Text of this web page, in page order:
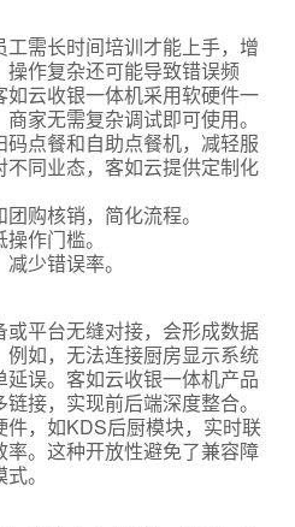
需长时间培训才能上手，增
作复杂还可能导致错误频
云收银一体机采用软硬件一
家无需复杂调试即可使用。
点餐和自助点餐机，减轻服
同业态，客如云提供定制化
购核销，简化流程。
作门槛。
少错误率。
平台无缝对接，会形成数据
如，无法连接厨房显示系统
误。客如云收银一体机产品
接，实现前后端深度整合。
，如KDS后厨模块，实时联
。这种开放性避免了兼容障
。